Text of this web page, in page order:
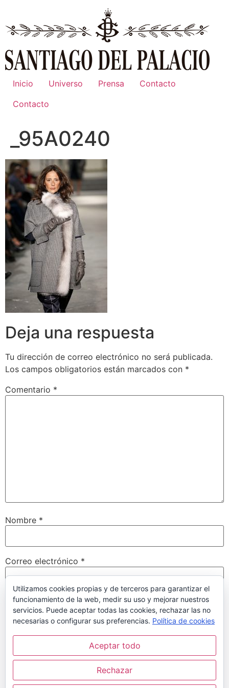
contenido
Inicio Universo Prensa
Contacto
Contacto
_95A0240
Deja una respuesta
Tu dirección de correo electrónico no será publicada.
Los campos obligatorios están marcados con *
Comentario *
Nombre *
Correo electrónico *
Web
Guarda mi nombre, correo electrónico y web en este
navegador para la próxima vez que comente.
Utilizamos cookies propias y de terceros para garantizar el
funcionamiento de la web, medir su uso y mejorar nuestros
servicios. Puede aceptar todas las cookies, rechazar las no
necesarias o configurar sus preferencias. Política de cookies
Aceptar todo
Rechazar